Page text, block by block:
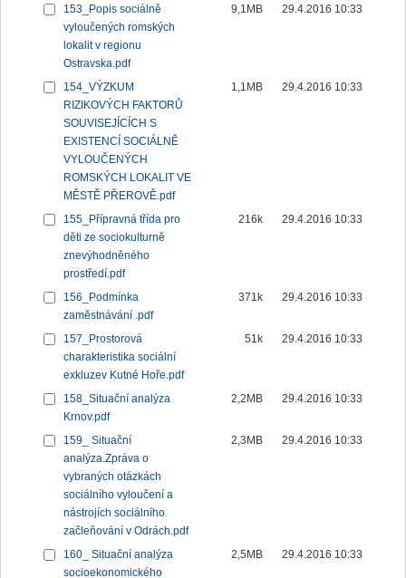
153_Popis sociálně
vyloučených romských
lokalit v regionu
Ostravska.pdf
9,1MB 29.4.2016 10:33
154_VÝZKUM
RIZIKOVÝCH FAKTORŮ
SOUVISEJÍCÍCH S
EXISTENCÍ SOCIÁLNĚ
VYLOUČENÝCH
ROMSKÝCH LOKALIT VE
MĚSTĚ PŘEROVĚ.pdf
1,1MB 29.4.2016 10:33
155_Přípravná třída pro
děti ze sociokulturně
znevýhodněného
prostředí.pdf
216k 29.4.2016 10:33
156_Podmínka
zaměstnávání .pdf
371k 29.4.2016 10:33
157_Prostorová
charakteristika sociální
exkluzev Kutné Hoře.pdf
51k 29.4.2016 10:33
158_Situační analýza
Krnov.pdf
2,2MB 29.4.2016 10:33
159_ Situační
analýza.Zpráva o
vybraných otázkách
sociálního vyloučení a
nástrojích sociálního
začleňování v Odrách.pdf
2,3MB 29.4.2016 10:33
160_ Situační analýza
socioekonomického
2,5MB 29.4.2016 10:33